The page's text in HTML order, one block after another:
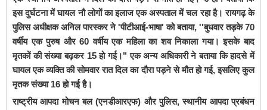
इस दुर्घटना में घायल नौ लोगों का इलाज एक अस्पताल में चल रहा है।रायगढ़ के
पुलिस अधीक्षक अनिल पारस्कर ने 'पीटीआई-भाषा' को बताया, ''बुधवार तड़के 70
वर्षीय एक पुरुष और 60 वर्षीय एक महिला का शव निकाला गया। इसके बाद
मृतकों की संख्या बढ़कर 15 हो गई।" एक अन्य अधिकारी ने बताया कि हादसे में
घायल एक व्यक्ति की सोमवार रात दिल का दौरा पड़ने से मौत हो गई, इसलिए कुल
मृतक संख्या 16 हो गई है।
राष्ट्रीय आपदा मोचन बल (एनडीआरएफ) और पुलिस, स्थानीय आपदा प्रबंधन